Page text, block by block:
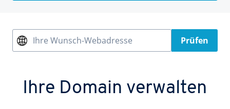
Ihre Wunsch-Webadresse Prüfen
Ihre Domain verwalten